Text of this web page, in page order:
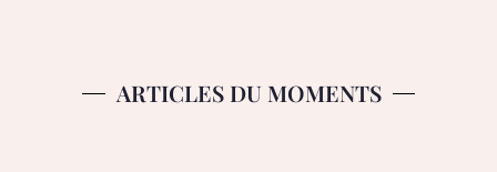
ARTICLES DU MOMENTS